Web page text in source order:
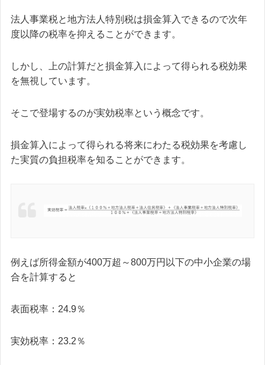
法人事業税と地方法人特別税は損金算入できるので次年
度以降の税率を抑えることができます。
しかし、上の計算だと損金算入によって得られる税効果
を無視しています。
そこで登場するのが実効税率という概念です。
損金算入によって得られる将来にわたる税効果を考慮し
た実質の負担税率を知ることができます。
例えば所得金額が400万超～800万円以下の中小企業の場
合を計算すると
表面税率：24.9％
実効税率：23.2％